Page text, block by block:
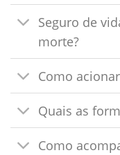
Seguro de
morte?
Como
Quais as
Como